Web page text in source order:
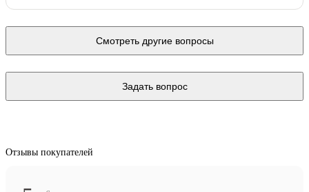
Смотреть другие вопросы
Задать вопрос
Отзывы покупателей